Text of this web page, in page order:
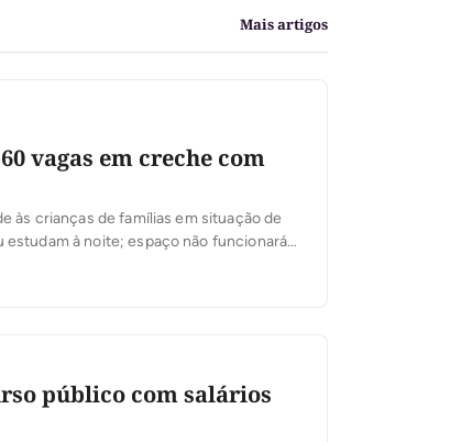
Mais artigos
vagas em creche com
às crianças de famílias em situação de
à noite; espaço não funcionará
público com salários